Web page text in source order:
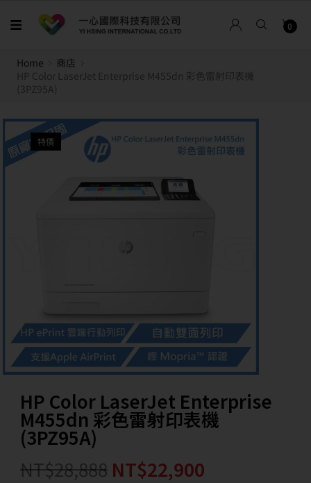
0
Home
商店
HP Color LaserJet Enterprise M455dn 彩色雷射印表機
(3PZ95A)
特價
HP Color LaserJet Enterprise
M455dn 彩色雷射印表機
(3PZ95A)
NT$28,888 NT$22,900